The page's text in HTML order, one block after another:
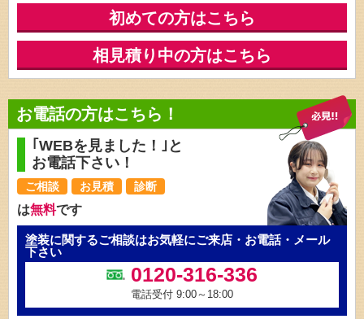
初めての方はこちら
相見積り中の方はこちら
お電話の方はこちら！
｢WEBを見ました！｣と
お電話下さい！
ご相談 お見積 診断
は無料です
塗装に関するご相談はお気軽にご来店・お電話・メール
下さい
0120-316-336
電話受付 9:00～18:00